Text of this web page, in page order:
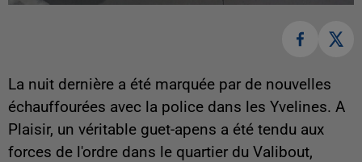
La nuit dernière a été marquée par de nouvelles
échauffourées avec la police dans les Yvelines. A
Plaisir, un véritable guet-apens a été tendu aux
forces de l'ordre dans le quartier du Valibout,